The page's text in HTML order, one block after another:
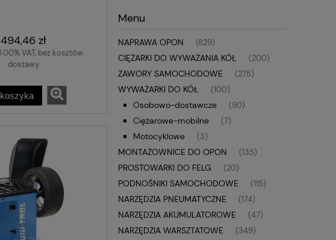
494,46 zł
VAT, bez kosztów
dostawy
Menu
NAPRAWA OPON (829)
CIĘŻARKI DO WYWAŻANIA KÓŁ (200)
ZAWORY SAMOCHODOWE (275)
WYWAŻARKI DO KÓŁ (100)
Osobowo-dostawcze (90)
Ciężarowe-mobilne (7)
Motocyklowe (3)
MONTAŻOWNICE DO OPON (135)
PROSTOWARKI DO FELG (20)
PODNOŚNIKI SAMOCHODOWE (115)
NARZĘDZIA PNEUMATYCZNE (174)
NARZĘDZIA AKUMULATOROWE (47)
NARZĘDZIA WARSZTATOWE (349)